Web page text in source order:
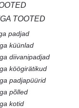
TOOTED
padjad
küünlad
diivanipadjad
köögirätikud
padjapüürid
põlled
kotid